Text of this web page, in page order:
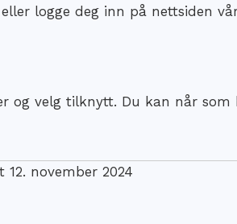
logge deg inn på nettsiden
og velg tilknytt. Du kan når
12. november 2024